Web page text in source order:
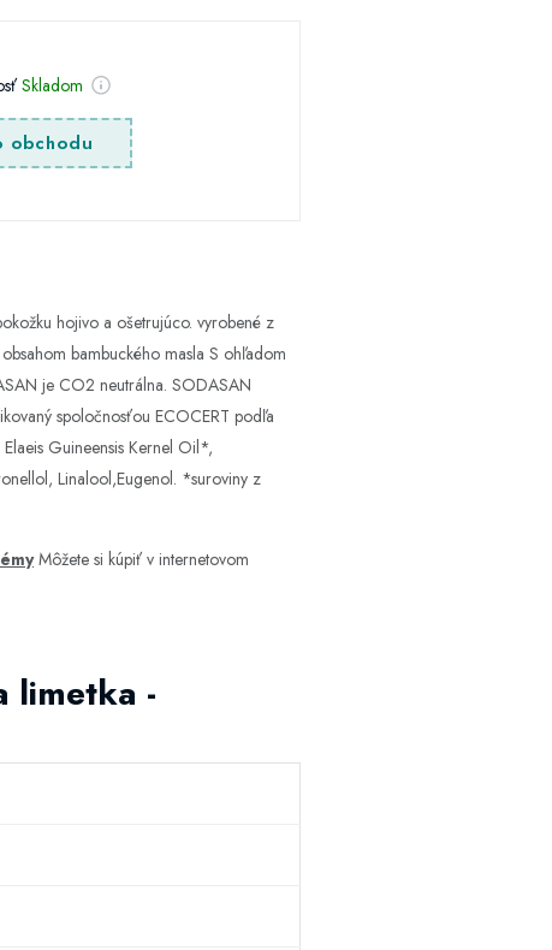
Skladom
obchodu
hojivo a ošetrujúco. vyrobené z
bambuckého masla S ohľadom
je CO2 neutrálna. SODASAN
spoločnosťou ECOCERT podľa
Guineensis Kernel Oil*,
Linalool,Eugenol. *suroviny z
Môžete si kúpiť v internetovom
limetka -